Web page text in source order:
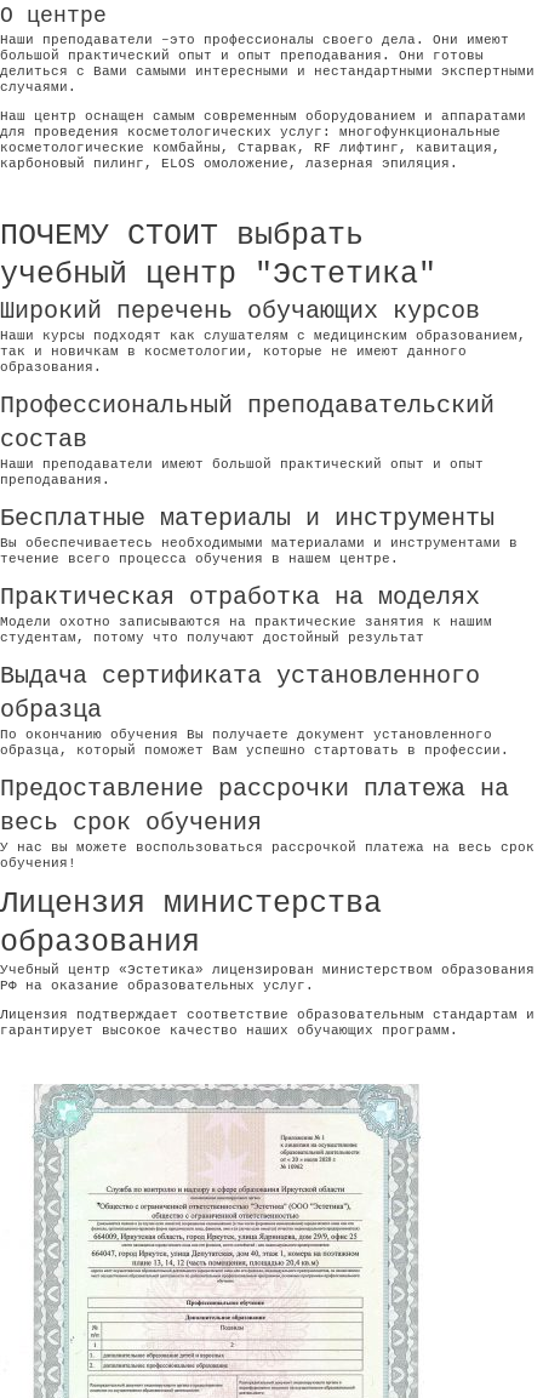
О центре
Наши преподаватели –это профессионалы своего дела. Они имеют
большой практический опыт и опыт преподавания. Они готовы
делиться с Вами самыми интересными и нестандартными экспертными
случаями.
Наш центр оснащен самым современным оборудованием и аппаратами
для проведения косметологических услуг: многофункциональные
косметологические комбайны, Старвак, RF лифтинг, кавитация,
карбоновый пилинг, ELOS омоложение, лазерная эпиляция.
ПОЧЕМУ СТОИТ выбрать
учебный центр "Эстетика"
Широкий перечень обучающих курсов
Наши курсы подходят как слушателям с медицинским образованием,
так и новичкам в косметологии, которые не имеют данного
образования.
Профессиональный преподавательский
состав
Наши преподаватели имеют большой практический опыт и опыт
преподавания.
Бесплатные материалы и инструменты
Вы обеспечиваетесь необходимыми материалами и инструментами в
течение всего процесса обучения в нашем центре.
Практическая отработка на моделях
Модели охотно записываются на практические занятия к нашим
студентам, потому что получают достойный результат
Выдача сертификата установленного
образца
По окончанию обучения Вы получаете документ установленного
образца, который поможет Вам успешно стартовать в профессии.
Предоставление рассрочки платежа на
весь срок обучения
У нас вы можете воспользоваться рассрочкой платежа на весь срок
обучения!
Лицензия министерства
образования
Учебный центр «Эстетика» лицензирован министерством образования
РФ на оказание образовательных услуг.
Лицензия подтверждает соответствие образовательным стандартам и
гарантирует высокое качество наших обучающих программ.